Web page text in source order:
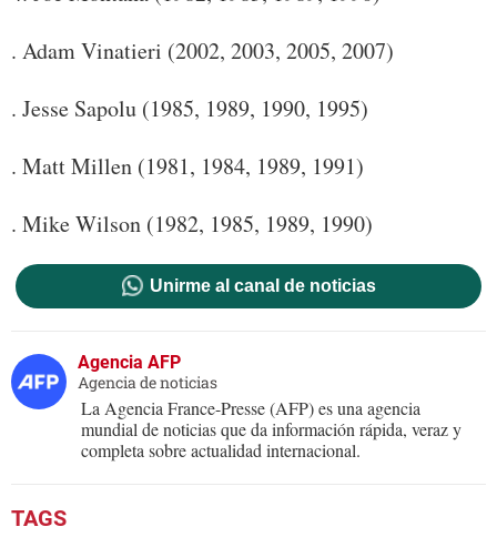
. Adam Vinatieri (2002, 2003, 2005, 2007)
. Jesse Sapolu (1985, 1989, 1990, 1995)
. Matt Millen (1981, 1984, 1989, 1991)
. Mike Wilson (1982, 1985, 1989, 1990)
Unirme al canal de noticias
Agencia AFP
Agencia de noticias
La Agencia France-Presse (AFP) es una agencia
mundial de noticias que da información rápida, veraz y
completa sobre actualidad internacional.